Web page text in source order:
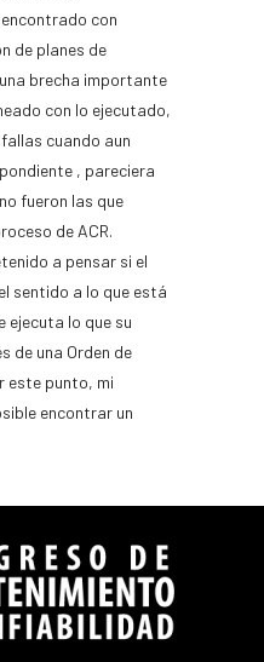
con
de planes de
brecha importante
con lo ejecutado,
cuando aun
, pareciera
fueron las que
de ACR.
a pensar si el
sentido a lo que está
ejecuta lo que su
de una Orden de
este punto, mi
encontrar un